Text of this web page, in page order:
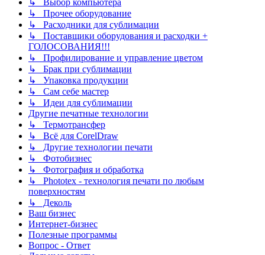
↳ Выбор компьютера
↳ Прочее оборудование
↳ Расходники для сублимации
↳ Поставщики оборудования и расходки +
ГОЛОСОВАНИЯ!!!
↳ Профилирование и управление цветом
↳ Брак при сублимации
↳ Упаковка продукции
↳ Сам себе мастер
↳ Идеи для сублимации
Другие печатные технологии
↳ Термотрансфер
↳ Всё для CorelDraw
↳ Другие технологии печати
↳ Фотобизнес
↳ Фотография и обработка
↳ Phototex - технология печати по любым
поверхностям
↳ Деколь
Ваш бизнес
Интернет-бизнес
Полезные программы
Вопрос - Ответ